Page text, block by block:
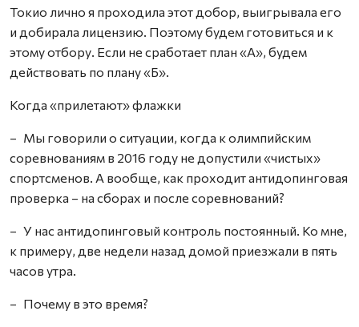
Токио лично я проходила этот добор, выигрывала его
и добирала лицензию. Поэтому будем готовиться и к
этому отбору. Если не сработает план «А», будем
действовать по плану «Б».
Когда «прилетают» флажки
– Мы говорили о ситуации, когда к олимпийским
соревнованиям в 2016 году не допустили «чистых»
спортсменов. А вообще, как проходит антидопинговая
проверка – на сборах и после соревнований?
– У нас антидопинговый контроль постоянный. Ко мне,
к примеру, две недели назад домой приезжали в пять
часов утра.
– Почему в это время?